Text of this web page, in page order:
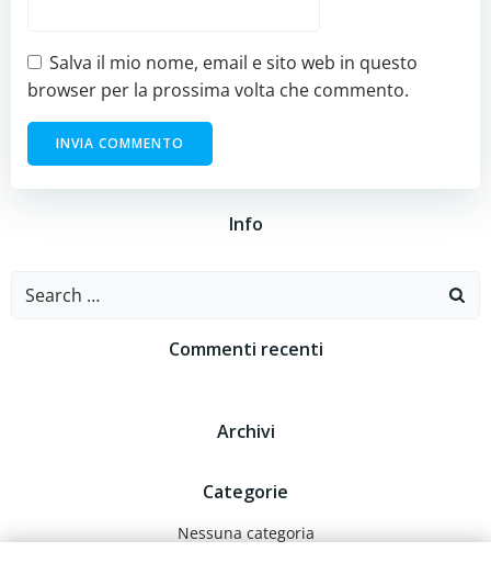
Salva il mio nome, email e sito web in questo
browser per la prossima volta che commento.
Info
Search
Commenti recenti
Archivi
Categorie
Nessuna categoria